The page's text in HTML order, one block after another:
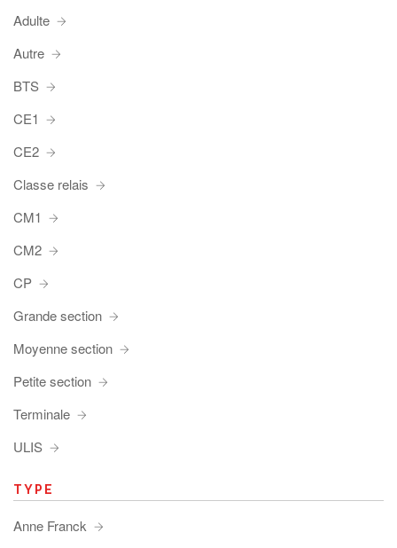
Adulte
Autre
BTS
CE1
CE2
Classe relais
CM1
CM2
CP
Grande section
Moyenne section
Petite section
Terminale
ULIS
TYPE
Anne Franck